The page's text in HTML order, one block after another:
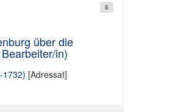
6
über die
in)
1732) [Adressat]